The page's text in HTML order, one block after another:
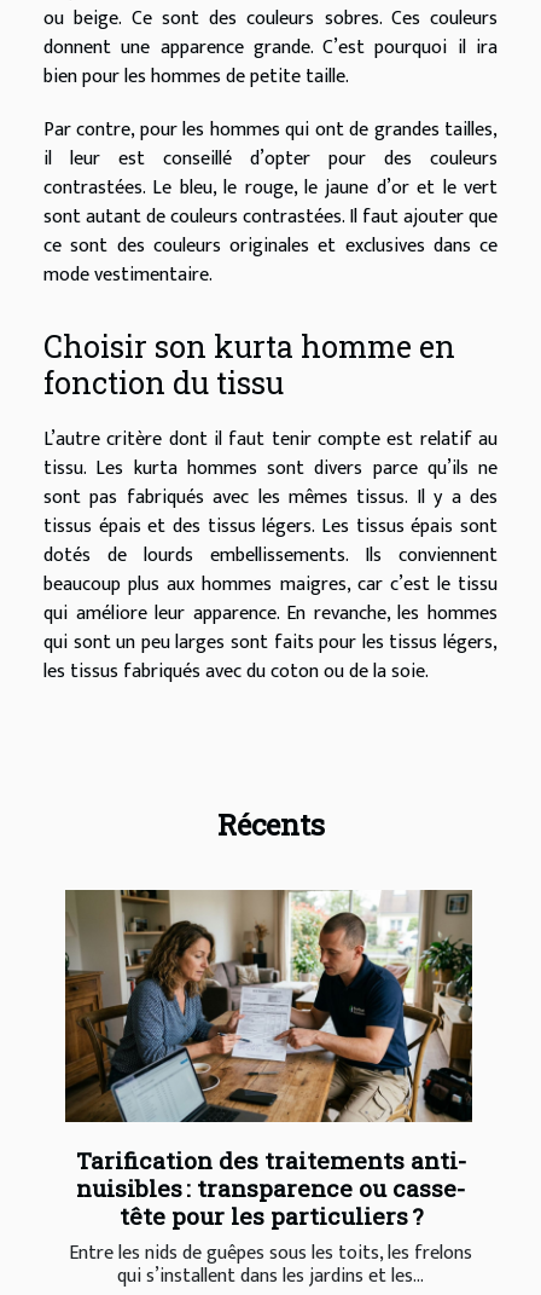
ou beige. Ce sont des couleurs sobres. Ces couleurs
donnent une apparence grande. C’est pourquoi il ira
bien pour les hommes de petite taille.
Par contre, pour les hommes qui ont de grandes tailles,
il leur est conseillé d’opter pour des couleurs
contrastées. Le bleu, le rouge, le jaune d’or et le vert
sont autant de couleurs contrastées. Il faut ajouter que
ce sont des couleurs originales et exclusives dans ce
mode vestimentaire.
Choisir son kurta homme en
fonction du tissu
L’autre critère dont il faut tenir compte est relatif au
tissu. Les kurta hommes sont divers parce qu’ils ne
sont pas fabriqués avec les mêmes tissus. Il y a des
tissus épais et des tissus légers. Les tissus épais sont
dotés de lourds embellissements. Ils conviennent
beaucoup plus aux hommes maigres, car c’est le tissu
qui améliore leur apparence. En revanche, les hommes
qui sont un peu larges sont faits pour les tissus légers,
les tissus fabriqués avec du coton ou de la soie.
Récents
Tarification des traitements anti-
nuisibles : transparence ou casse-
tête pour les particuliers ?
Entre les nids de guêpes sous les toits, les frelons
qui s’installent dans les jardins et les...